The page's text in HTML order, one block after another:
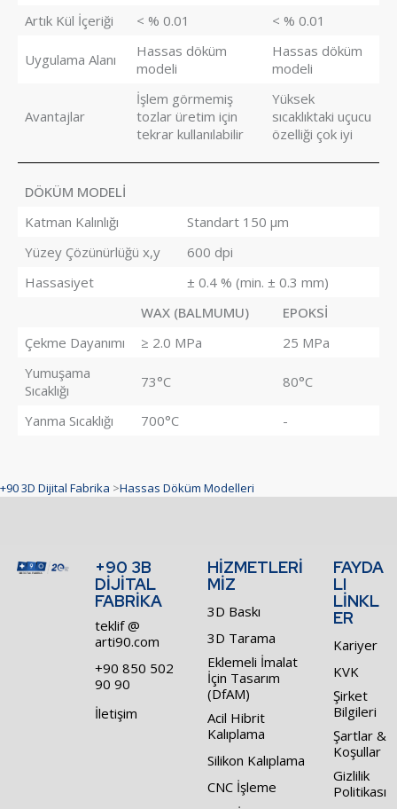
Artık Kül İçeriği
< % 0.01 < % 0.01
Uygulama Alanı
Hassas döküm
modeli
Hassas döküm
modeli
Avantajlar
İşlem görmemiş
tozlar üretim için
tekrar kullanılabilir
Yüksek
sıcaklıktaki uçucu
özelliği çok iyi
DÖKÜM MODELİ
Katman Kalınlığı
Standart 150 µm
Yüzey Çözünürlüğü x,y
600 dpi
Hassasiyet
± 0.4 % (min. ± 0.3 mm)
WAX (BALMUMU)
EPOKSİ
Çekme Dayanımı
≥ 2.0 MPa
25 MPa
Yumuşama
Sıcaklığı
73°C 80°C
Yanma Sıcaklığı 700°C -
+90 3D Dijital Fabrika >Hassas Döküm Modelleri
+90 3B
DİJİTAL
FABRİKA
teklif @
arti90.com
+90 850 502
90 90
İletişim
HİZMETLERİ
MİZ
3D Baskı
3D Tarama
Eklemeli İmalat
İçin Tasarım
(DfAM)
Acil Hibrit
Kalıplama
Silikon Kalıplama
CNC İşleme
FAYDA
LI
LİNKL
ER
Kariyer
KVK
Şirket
Bilgileri
Şartlar &
Koşullar
Gizlilik
Politikası